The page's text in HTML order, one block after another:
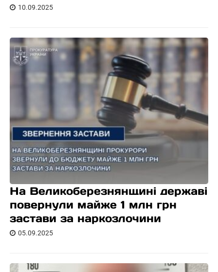
10.09.2025
На Великоберезнянщині державі
повернули майже 1 млн грн
застави за наркозлочини
05.09.2025